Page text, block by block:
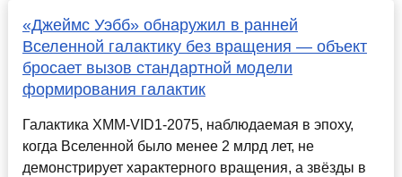
«Джеймс Уэбб» обнаружил в ранней
Вселенной галактику без вращения — объект
бросает вызов стандартной модели
формирования галактик
Галактика XMM-VID1-2075, наблюдаемая в эпоху,
когда Вселенной было менее 2 млрд лет, не
демонстрирует характерного вращения, а звёзды в